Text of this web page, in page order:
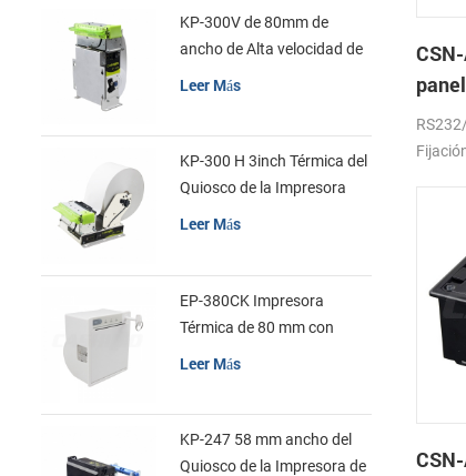
KP-300V de 80mm de
ancho de Alta velocidad de
la Impresora Térmica del
Leer Más
KP-300 H 3inch Térmica del
Quiosco de la Impresora
Módulo de
Leer Más
EP-380CK Impresora
Térmica de 80 mm con
Leer Más
KP-247 58 mm ancho del
Quiosco de la Impresora de